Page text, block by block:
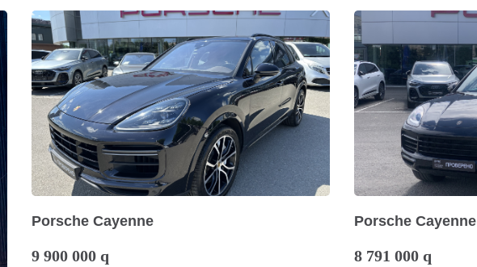
Porsche Cayenne
9 900 000 q
Porsche Cayenne
8 791 000 q